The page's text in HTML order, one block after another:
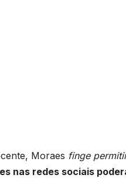
Moraes finge
nas redes sociais